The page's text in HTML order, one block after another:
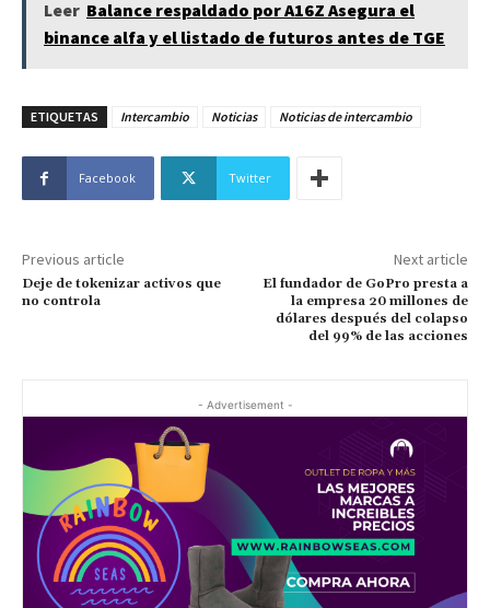
Leer Balance respaldado por A16Z Asegura el
binance alfa y el listado de futuros antes de TGE
ETIQUETAS Intercambio Noticias Noticias de intercambio
Facebook Twitter
Previous article
Deje de tokenizar activos que
no controla
Next article
El fundador de GoPro presta a
la empresa 20 millones de
dólares después del colapso
del 99% de las acciones
- Advertisement -